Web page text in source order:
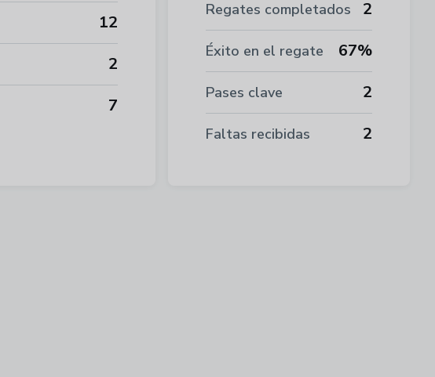
Regates completados 2
Éxito en el regate 67%
Pases clave 2
Faltas recibidas 2
12
2
7